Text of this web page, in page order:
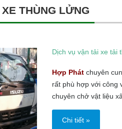
THÙNG LỬNG
Dịch vụ vận tải xe tải
Hợp Phátchuyên
rất phù hợp với công
chuyên chở vật liệu
Chi tiết »